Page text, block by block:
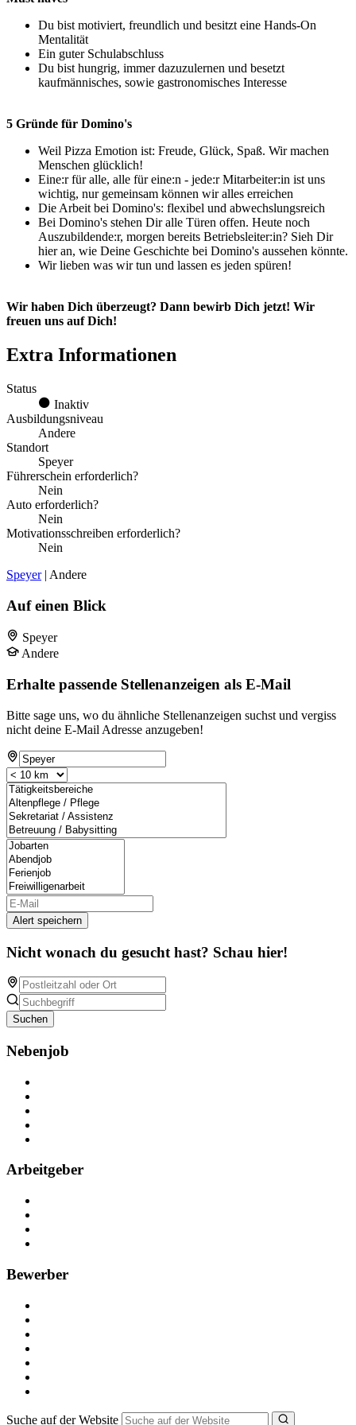
Du bist motiviert, freundlich und besitzt eine Hands-On
Mentalität
Ein guter Schulabschluss
Du bist hungrig, immer dazuzulernen und besetzt
kaufmännisches, sowie gastronomisches Interesse
5 Gründe für Domino's
Weil Pizza Emotion ist: Freude, Glück, Spaß. Wir machen
Menschen glücklich!
Eine:r für alle, alle für eine:n - jede:r Mitarbeiter:in ist uns
wichtig, nur gemeinsam können wir alles erreichen
Die Arbeit bei Domino's: flexibel und abwechslungsreich
Bei Domino's stehen Dir alle Türen offen. Heute noch
Auszubildende:r, morgen bereits Betriebsleiter:in? Sieh Dir
hier an, wie Deine Geschichte bei Domino's aussehen könnte.
Wir lieben was wir tun und lassen es jeden spüren!
Wir haben Dich überzeugt? Dann bewirb Dich jetzt! Wir
freuen uns auf Dich!
Extra Informationen
Status
Inaktiv
Ausbildungsniveau
Andere
Standort
Speyer
Führerschein erforderlich?
Nein
Auto erforderlich?
Nein
Motivationsschreiben erforderlich?
Nein
Speyer| Andere
Auf einen Blick
Speyer
Andere
Erhalte passende Stellenanzeigen als E-Mail
Bitte sage uns, wo du ähnliche Stellenanzeigen suchst und vergiss
nicht deine E-Mail Adresse anzugeben!
Alert speichern
Nicht wonach du gesucht hast? Schau hier!
Suchen
Nebenjob
Arbeitgeber
Bewerber
Suche auf der Website